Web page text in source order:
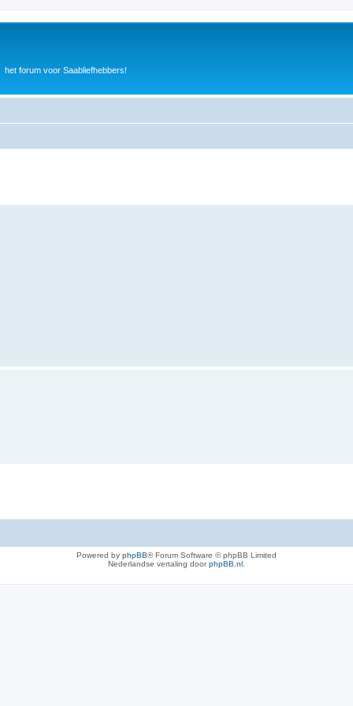
het forum voor Saabliefhebbers!
Powered by phpBB® Forum Software © phpBB Limited
Nederlandse vertaling doorphpBB.nl